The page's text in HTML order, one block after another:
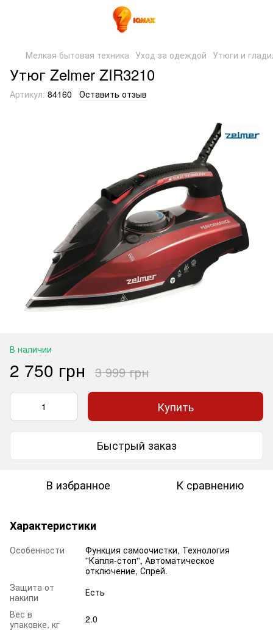
Мелкая бытовая техника Уход за одеждой Утюги и
Утюг Zelmer ZIR3210
Артикул: 84160 Оставить отзыв
В наличии
2 750 грн 3 999 грн
Купить
Быстрый заказ
В избранное К сравнению
Характеристики
Особенности
Функция самоочистки, Технология
''Капля-стоп'', Автоматическое
отключение, Спрей.
Защита от
накипи
Есть
Вес в
упаковке, кг
2.0